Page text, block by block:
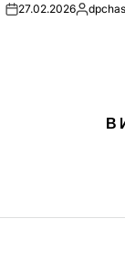
on27.02.2026
В